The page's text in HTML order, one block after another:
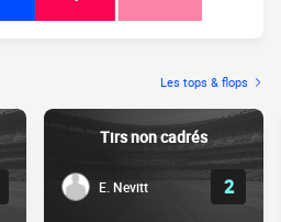
Les tops & flops
Tirs non cadrés
E. Nevitt 2